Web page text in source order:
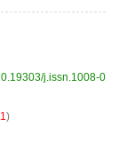
j.issn.1008-0
)